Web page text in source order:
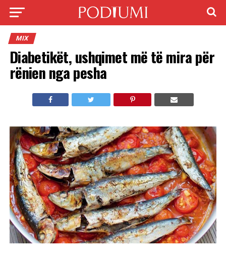
MIX
Diabetikët, ushqimet më të mira për
rënien nga pesha